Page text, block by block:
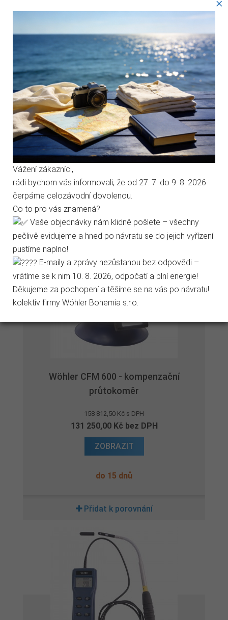
WÖHLER DP 700 - MĚŘENÍ TĚSNOSTI
158 578,97 Kč s DPH
131 057,00 Kč bez DPH
ZOBRAZIT
do 15 dnů
Přidat k porovnání
Wöhler CFM 600 - kompenzační
průtokoměr
158 812,50 Kč s DPH
131 250,00 Kč bez DPH
ZOBRAZIT
do 15 dnů
Přidat k porovnání
Tyto webové stránky ukládají v souladu se zákony na vaše
zařízení soubory, obecně nazývané cookies. Používáním
těchto stránek s tím vyjadřujete souhlas.
Technické cookies
Analytické cookies
Marketingové cookies
Jen nezbytné Přijmout vše
Přejít na stránku Podrobně o cookies
Vážení zákazníci,
rádi bychom vás informovali, že od 27. 7. do 9. 8. 2026
čerpáme celozávodní dovolenou.
Co to pro vás znamená?
Vaše objednávky nám klidně pošlete – všechny
pečlivě evidujeme a hned po návratu se do jejich vyřízení
pustíme naplno!
E-maily a zprávy nezůstanou bez odpovědi –
vrátíme se k nim 10. 8. 2026, odpočatí a plní energie!
Děkujeme za pochopení a těšíme se na vás po návratu!
kolektiv firmy Wöhler Bohemia s.r.o.